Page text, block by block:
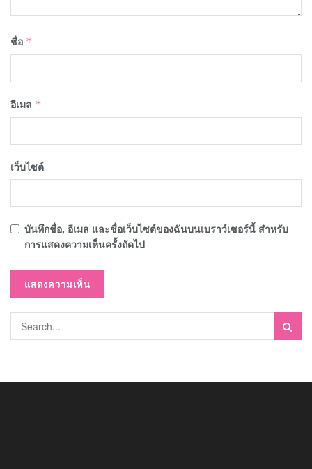
ชื่อ *
อีเมล *
เว็บไซต์
บันทึกชื่อ, อีเมล และชื่อเว็บไซต์ของฉันบนเบราว์เซอร์นี้ สำหรับ
การแสดงความเห็นครั้งถัดไป